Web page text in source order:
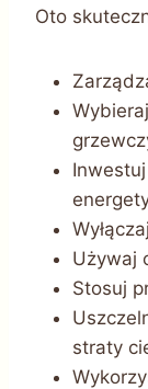
Oto
Używaj
Stosuj
straty